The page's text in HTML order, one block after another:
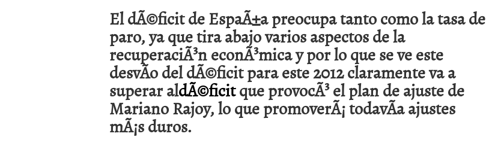
gestión
del
ahorro
en
España
05/08/2026
Seguros de convenio en pymes: la obligación que muchas empresas
descubren cuando ya es demasiado tarde
20/07/2026
ReseÃ±a de SIFX: Lo Que Deben Saber los Traders Mexicanos Antes de
Operar 29/06/2026
Crear empresa online vs proceso tradicional: ventajas reales para pymes
El dÃ©ficit de EspaÃ±a preocupa tanto como la tasa de
paro, ya que tira abajo varios aspectos de la
recuperaciÃ³n econÃ³mica y por lo que se ve este
desvÃ­o del dÃ©ficit para este 2012 claramente va a
superar aldÃ©ficitque provocÃ³ el plan de ajuste de
Mariano Rajoy, lo que promoverÃ¡ todavÃ­a ajustes
mÃ¡s duros.